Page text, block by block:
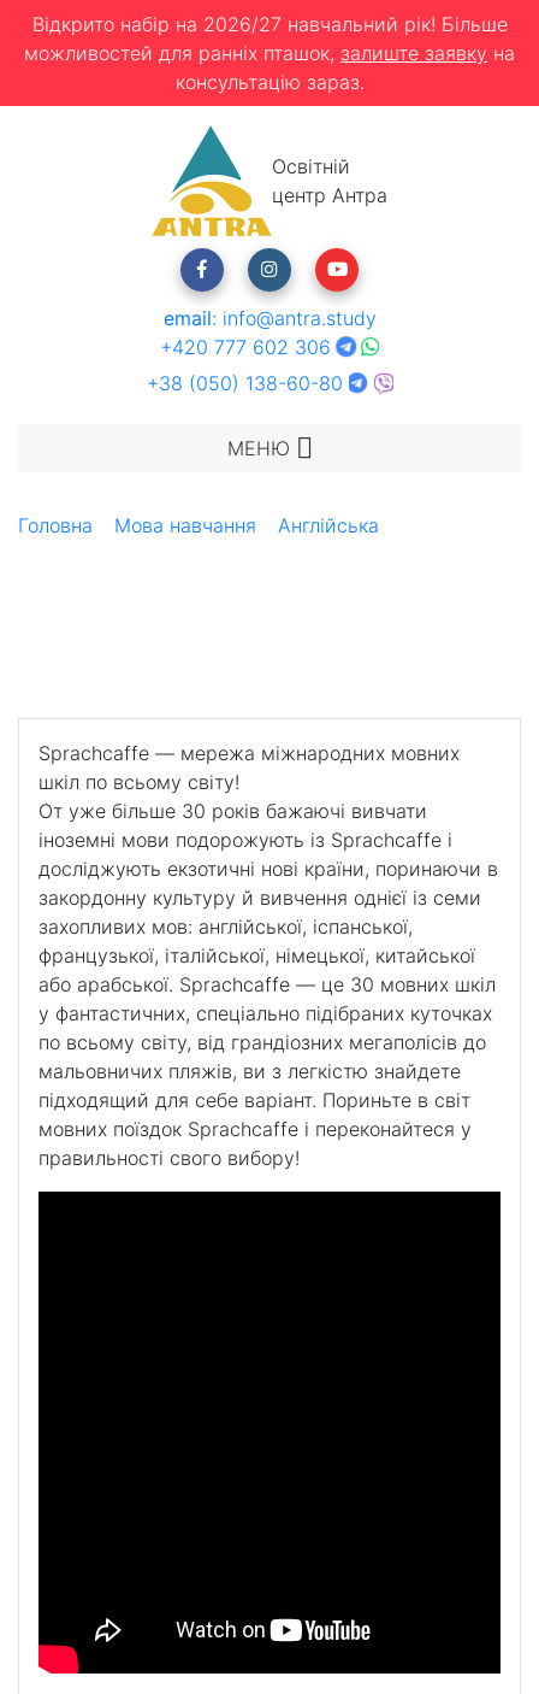
Відкрито набір на 2026/27 навчальний рік! Більше
можливостей для ранніх пташок, залиште заявку на
консультацію зараз.
Освітній
центр Антра
email: info@antra.study
+420 777 602 306
+38 (050) 138-60-80
МЕНЮ
Головна Мова навчання Англійська
Sprachcaffe — мережа міжнародних мовних
шкіл по всьому світу!
От уже більше 30 років бажаючі вивчати
іноземні мови подорожують із Sprachcaffe і
досліджують екзотичні нові країни, поринаючи в
закордонну культуру й вивчення однієї із семи
захопливих мов: англійської, іспанської,
французької, італійської, німецької, китайської
або арабської. Sprachcaffe — це 30 мовних шкіл
у фантастичних, спеціально підібраних куточках
по всьому світу, від грандіозних мегаполісів до
мальовничих пляжів, ви з легкістю знайдете
підходящий для себе варіант. Пориньте в світ
мовних поїздок Sprachcaffe і переконайтеся у
правильності свого вибору!